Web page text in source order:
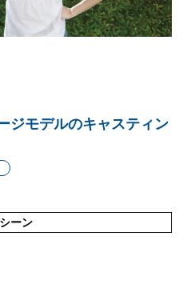
ジモデルのキャスティン
ーン